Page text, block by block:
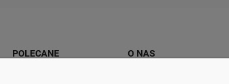
POLECANE O NAS